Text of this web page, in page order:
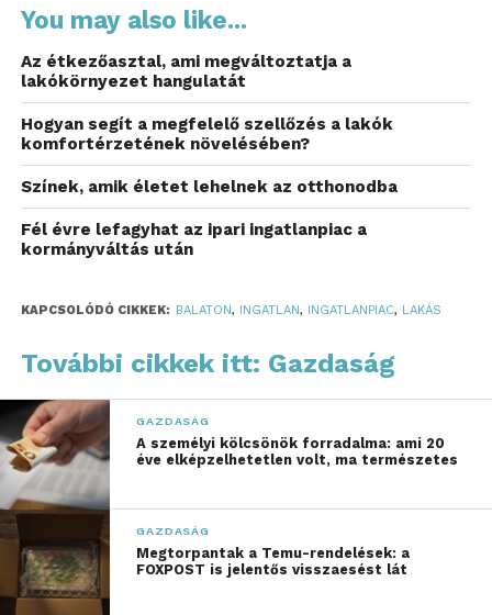
lokációkban az új lakások
négyzetméterára már
eléri a 2,5 millió forintot.
Bár a korábbinál kevesebb új társasházi projekt
épül a Balaton körül, az árak továbbra is
emelkednek. Az Otthon Centrum projektfelmérése
szerint jelenleg 75 lakóprojektben mintegy 3100 új
nagyjából a fele még nem kelt el. Mindeközben az
forintot.
A számok ugyanakkor egyértelműen a fejlesztői
aktivitás lassulását mutatják. Az előző
negyedévhez képest 5,1 százalékkal csökkent a
futó projektek, míg 7,8 százalékkal az épülő
lakások száma. Ezzel párhuzamosan az átlagos
kínálati négyzetméterár 1,8 százalékkal
emelkedett.
You may also like...
Az étkezőasztal, ami megváltoztatja a
lakókörnyezet hangulatát
Hogyan segít a megfelelő szellőzés a lakók
komfortérzetének növelésében?
Színek, amik életet lehelnek az otthonodba
Fél évre lefagyhat az ipari ingatlanpiac a
kormányváltás után
KAPCSOLÓDÓ CIKKEK: BALATON, INGATLAN, INGATLANPIAC, LAKÁS
További cikkek itt: Gazdaság
GAZDASÁG
A személyi kölcsönök forradalma: ami 20
éve elképzelhetetlen volt, ma természetes
GAZDASÁG
Megtorpantak a Temu-rendelések: a
FOXPOST is jelentős visszaesést lát